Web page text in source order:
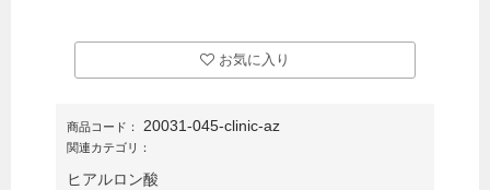
お気に入り
商品コード： 20031-045-clinic-az
関連カテゴリ：
ヒアルロン酸